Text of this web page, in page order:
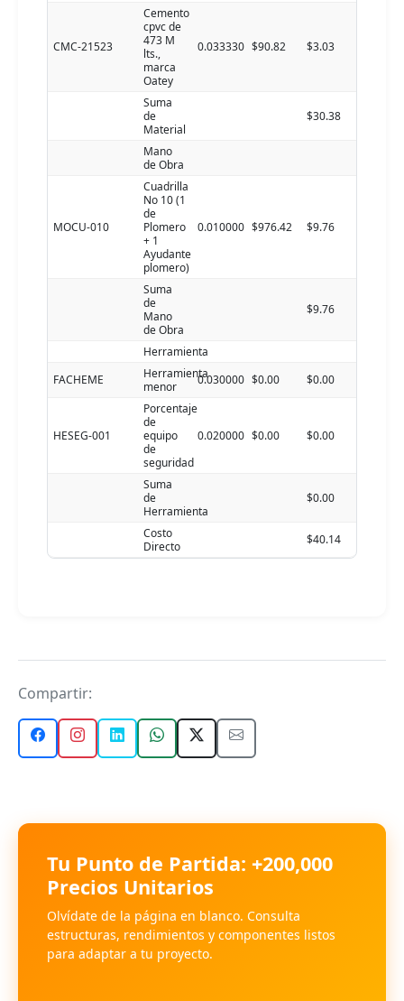
CMC-21523
Cemento
cpvc de
473 M
lts.,
marca
Oatey
0.033330 $90.82 $3.03
Suma
de
Material
$30.38
Mano
de Obra
MOCU-010
Cuadrilla
No 10 (1
de
Plomero
+ 1
Ayudante
plomero)
0.010000 $976.42 $9.76
Suma
de
Mano
de Obra
$9.76
Herramienta
FACHEME
Herramienta
menor
0.030000 $0.00 $0.00
HESEG-001
Porcentaje
de
equipo
de
seguridad
0.020000 $0.00 $0.00
Suma
de
Herramienta
$0.00
Costo
Directo
$40.14
Compartir:
Tu Punto de Partida: +200,000
Precios Unitarios
Olvídate de la página en blanco. Consulta
estructuras, rendimientos y componentes listos
para adaptar a tu proyecto.